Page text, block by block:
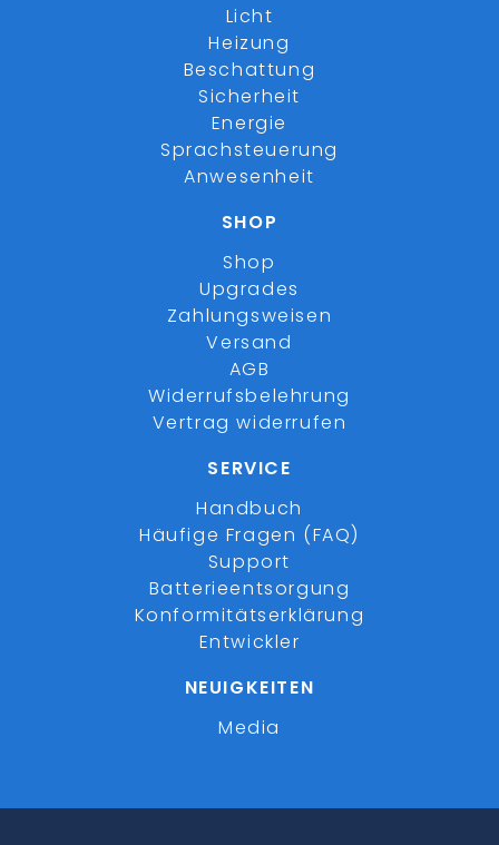
Licht
Heizung
Beschattung
Sicherheit
Energie
Sprachsteuerung
Anwesenheit
SHOP
Shop
Upgrades
Zahlungsweisen
Versand
AGB
Widerrufsbelehrung
Vertrag widerrufen
SERVICE
Handbuch
Häufige Fragen (FAQ)
Support
Batterieentsorgung
Konformitätserklärung
Entwickler
NEUIGKEITEN
Media